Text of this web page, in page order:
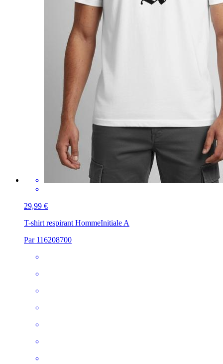
29,99 €
T-shirt respirant HommeInitiale A
Par 116208700